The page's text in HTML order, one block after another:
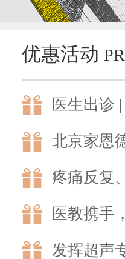
优惠活动
医生出诊
北京家恩
疼痛反复